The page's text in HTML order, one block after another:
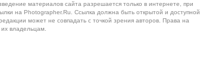
материалов сайта разрешается только в интернете, при
на Photographer.Ru. Ссылка должна быть открытой и доступной
может не совпадать с точкой зрения авторов. Права на
владельцам.